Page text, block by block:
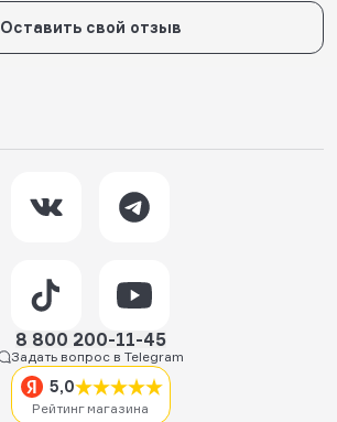
Оставить свой отзыв
8 800 200-11-45
Задать вопрос в Telegram
5,0
Рейтинг магазина